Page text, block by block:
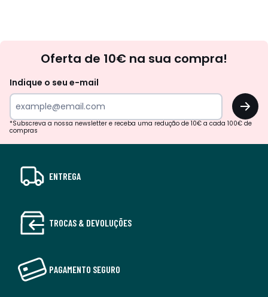
Oferta de 10€ na sua compra!
Indique o seu e-mail
OK
*Subscreva a nossa newsletter e receba uma redução de 10€ a cada 100€ de
compras
ENTREGA
TROCAS & DEVOLUÇÕES
PAGAMENTO SEGURO